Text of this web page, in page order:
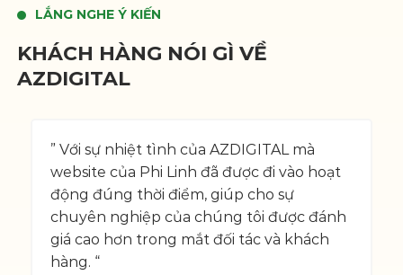
LẮNG NGHE Ý KIẾN
KHÁCH HÀNG NÓI GÌ VỀ
AZDIGITAL
” Với sự nhiệt tình của AZDIGITAL mà
website của Phi Linh đã được đi vào hoạt
động đúng thời điểm, giúp cho sự
chuyên nghiệp của chúng tôi được đánh
giá cao hơn trong mắt đối tác và khách
hàng. “